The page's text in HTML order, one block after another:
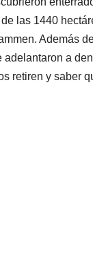
l
a
d
s
las 1440
Además
adelantaron a
retiren y saber